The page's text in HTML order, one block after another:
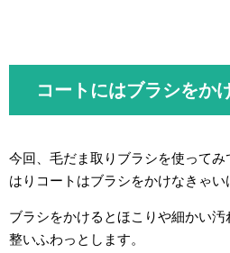
コートにはブラシをか
今回、毛だま取りブラシを使って
はりコートはブラシをかけなきゃい
ブラシをかけるとほこりや細かい
整いふわっとします。